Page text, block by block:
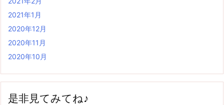
2021年1月
2020年12月
2020年11月
2020年10月
是非見てみてね♪